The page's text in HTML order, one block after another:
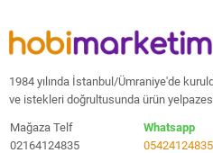
1984 yılında İstanbul/Ümraniye'de
ve istekleri doğrultusunda ürün
Mağaza Telf
02164124835
Whatsapp
05424124835